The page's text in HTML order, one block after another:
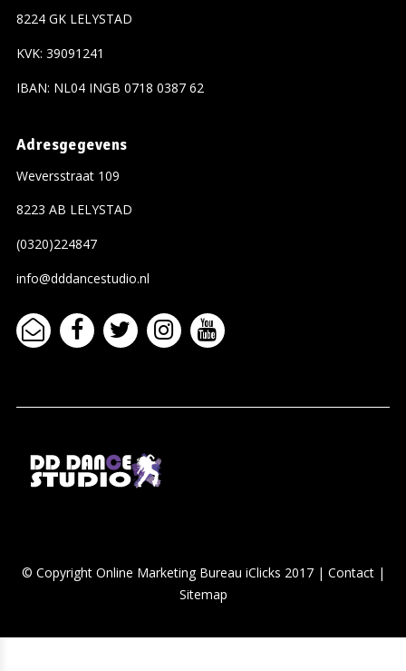
8224 GK LELYSTAD
KVK: 39091241
IBAN: NL04 INGB 0718 0387 62
Adresgegevens
Weversstraat 109
8223 AB LELYSTAD
(0320)224847
info@dddancestudio.nl
© Copyright Online Marketing Bureau iClicks 2017| Contact|
Sitemap